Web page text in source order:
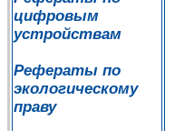
цифровым
устройствам
Рефераты по
экологическому
праву